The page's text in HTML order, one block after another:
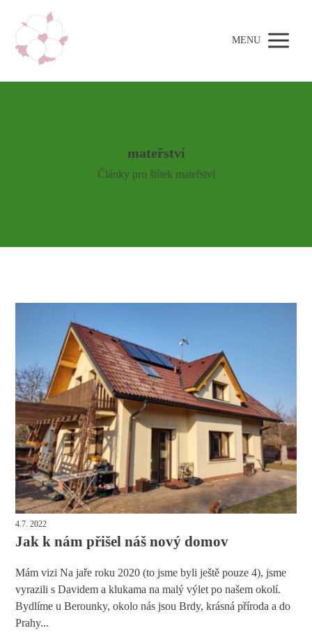
MENU
mateřství
Články pro štítek mateřství
4.7. 2022
Jak k nám přišel náš nový domov
Mám vizi Na jaře roku 2020 (to jsme byli ještě pouze 4), jsme
vyrazili s Davidem a klukama na malý výlet po našem okolí.
Bydlíme u Berounky, okolo nás jsou Brdy, krásná příroda a do
Prahy...